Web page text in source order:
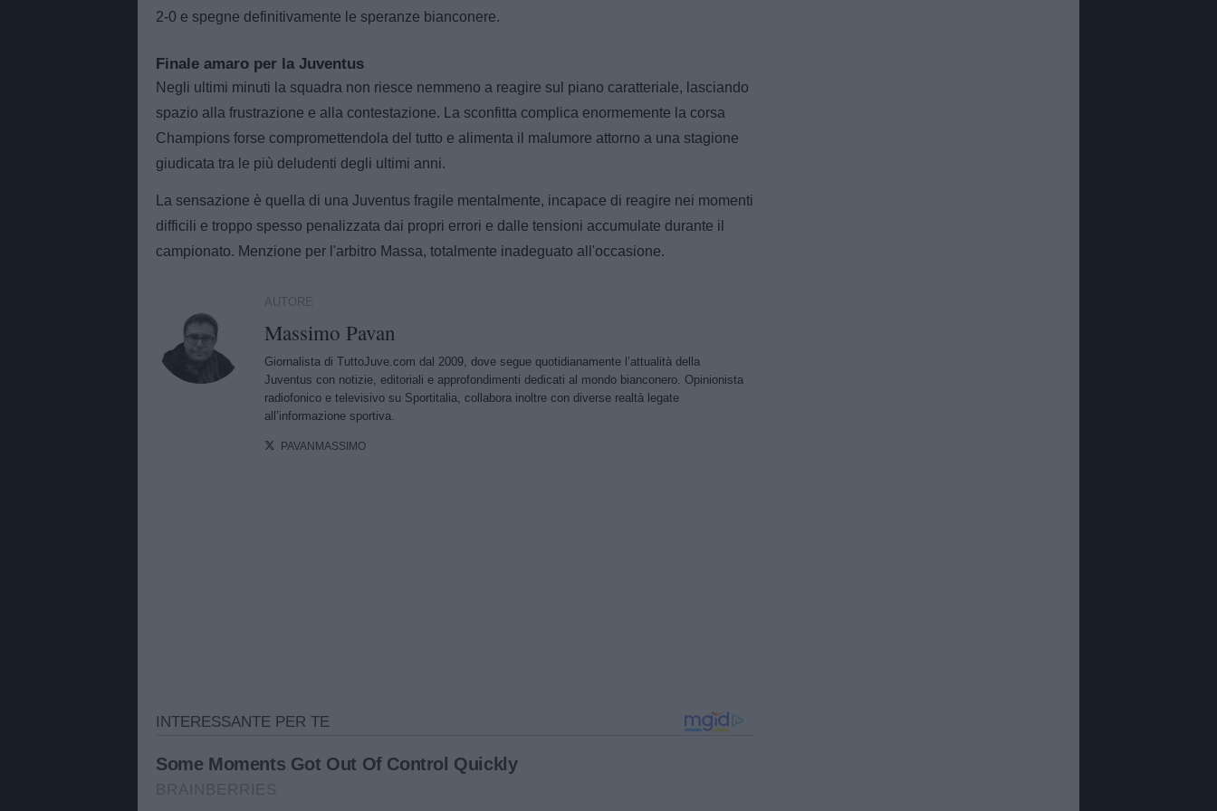
2-0 e spegne definitivamente le speranze bianconere.
Finale amaro per la Juventus
Negli ultimi minuti la squadra non riesce nemmeno a reagire sul piano caratteriale, lasciando
spazio alla frustrazione e alla contestazione. La sconfitta complica enormemente la corsa
Champions forse compromettendola del tutto e alimenta il malumore attorno a una stagione
giudicata tra le più deludenti degli ultimi anni.
La sensazione è quella di una Juventus fragile mentalmente, incapace di reagire nei momenti
difficili e troppo spesso penalizzata dai propri errori e dalle tensioni accumulate durante il
campionato. Menzione per l'arbitro Massa, totalmente inadeguato all'occasione.
AUTORE
Massimo Pavan
Giornalista di TuttoJuve.com dal 2009, dove segue quotidianamente l’attualità della
Juventus con notizie, editoriali e approfondimenti dedicati al mondo bianconero. Opinionista
radiofonico e televisivo su Sportitalia, collabora inoltre con diverse realtà legate
all’informazione sportiva.
PAVANMASSIMO